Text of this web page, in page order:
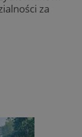
za